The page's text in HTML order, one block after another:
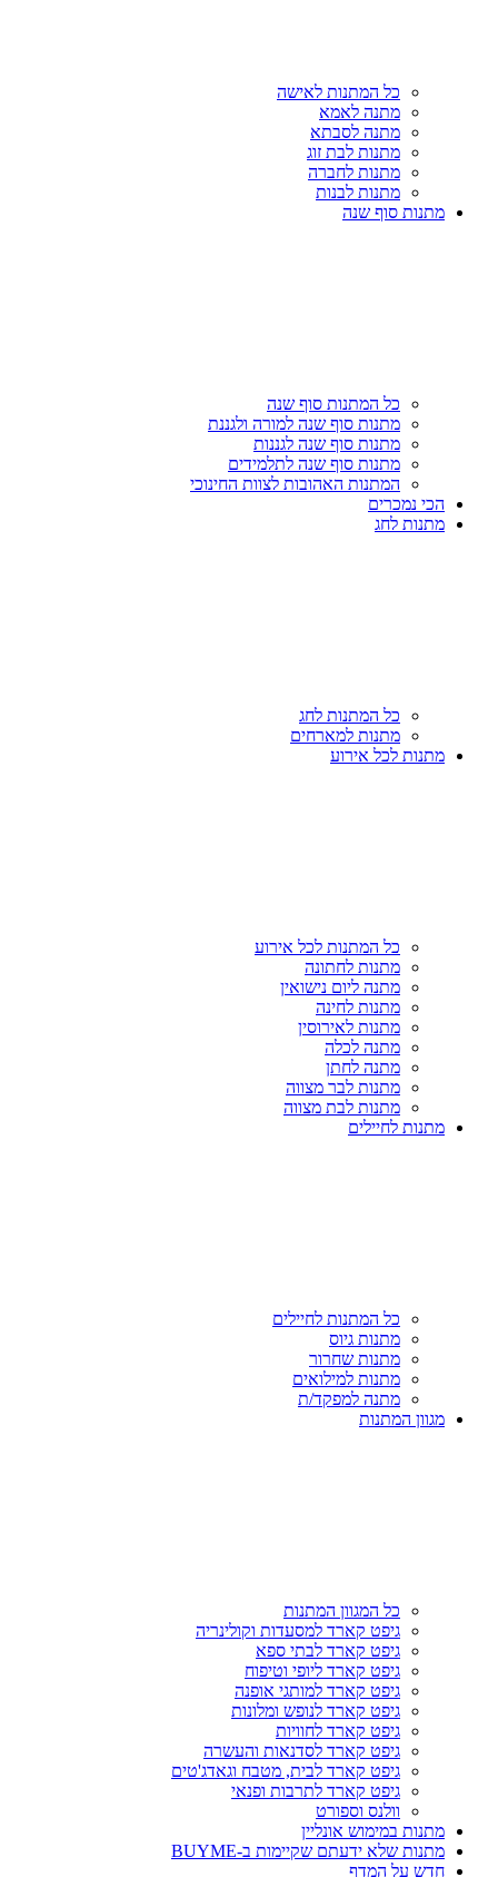
כל המתנות לאישה
מתנה לאמא
מתנה לסבתא
מתנות לבת זוג
מתנות לחברה
מתנות לבנות
מתנות סוף שנה
כל המתנות סוף שנה
מתנות סוף שנה למורה ולגננת
מתנות סוף שנה לגננות
מתנות סוף שנה לתלמידים
המתנות האהובות לצוות החינוכי
הכי נמכרים
מתנות לחג
כל המתנות לחג
מתנות למארחים
מתנות לכל אירוע
כל המתנות לכל אירוע
מתנות לחתונה
מתנה ליום נישואין
מתנות לחינה
מתנות לאירוסין
מתנה לכלה
מתנה לחתן
מתנות לבר מצווה
מתנות לבת מצווה
מתנות לחיילים
כל המתנות לחיילים
מתנות גיוס
מתנות שחרור
מתנות למילואים
מתנה למפקד/ת
מגוון המתנות
כל המגוון המתנות
גיפט קארד למסעדות וקולינריה
גיפט קארד לבתי ספא
גיפט קארד ליופי וטיפוח
גיפט קארד למותגי אופנה
גיפט קארד לנופש ומלונות
גיפט קארד לחוויות
גיפט קארד לסדנאות והעשרה
גיפט קארד לבית, מטבח וגאדג'טים
גיפט קארד לתרבות ופנאי
וולנס וספורט
מתנות במימוש אונליין
מתנות שלא ידעתם שקיימות ב-BUYME
חדש על המדף